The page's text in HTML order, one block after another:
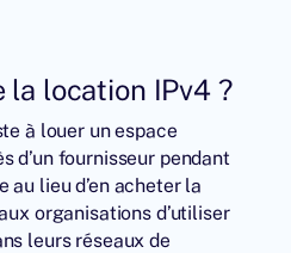
la location IPv4 ?
à louer un espace
d’un fournisseur pendant
au lieu d’en acheter la
organisations d’utiliser
leurs réseaux de